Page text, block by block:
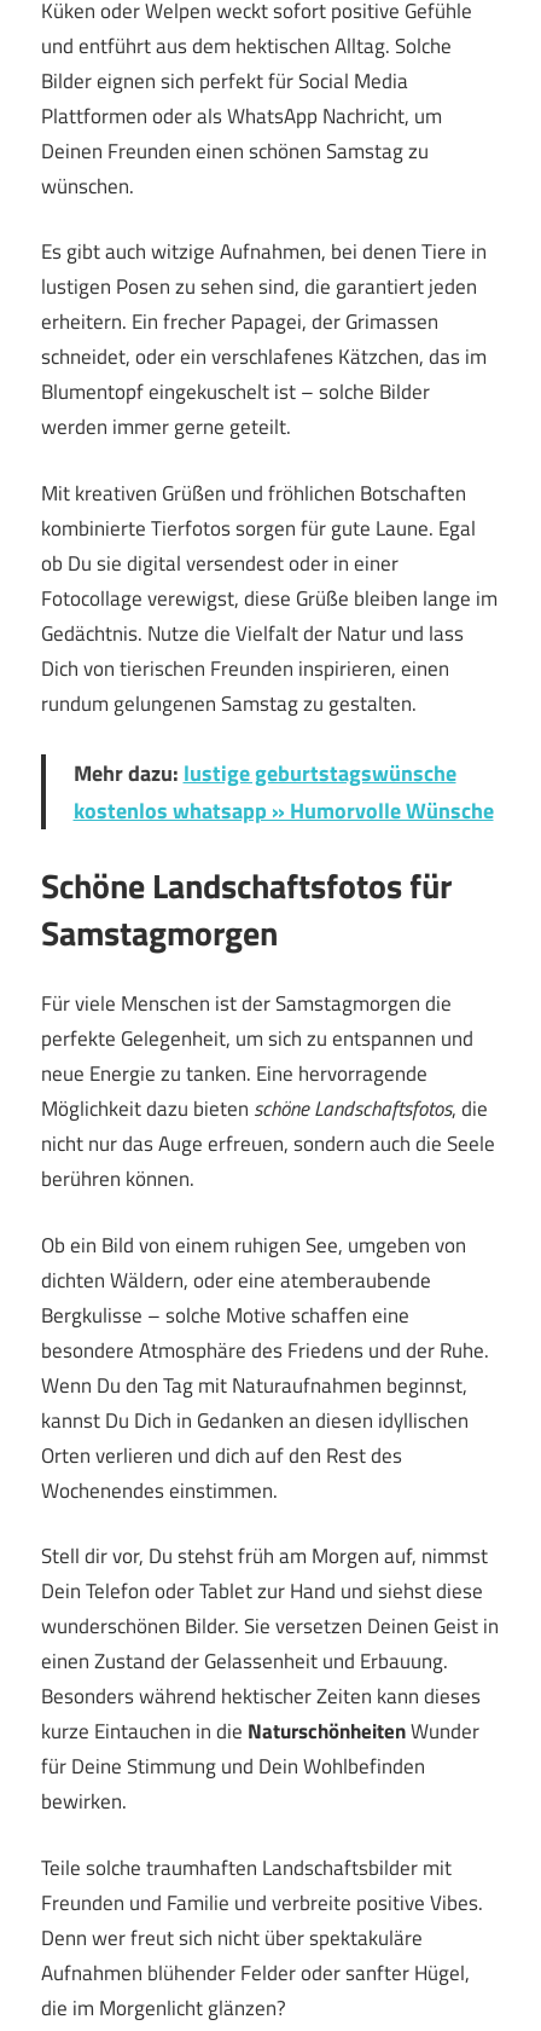
Küken oder Welpen weckt sofort positive Gefühle
und entführt aus dem hektischen Alltag. Solche
Bilder eignen sich perfekt für Social Media
Plattformen oder als WhatsApp Nachricht, um
Deinen Freunden einen schönen Samstag zu
wünschen.
Es gibt auch witzige Aufnahmen, bei denen Tiere in
lustigen Posen zu sehen sind, die garantiert jeden
erheitern. Ein frecher Papagei, der Grimassen
schneidet, oder ein verschlafenes Kätzchen, das im
Blumentopf eingekuschelt ist – solche Bilder
werden immer gerne geteilt.
Mit kreativen Grüßen und fröhlichen Botschaften
kombinierte Tierfotos sorgen für gute Laune. Egal
ob Du sie digital versendest oder in einer
Fotocollage verewigst, diese Grüße bleiben lange im
Gedächtnis. Nutze die Vielfalt der Natur und lass
Dich von tierischen Freunden inspirieren, einen
rundum gelungenen Samstag zu gestalten.
Mehr dazu: lustige geburtstagswünsche
kostenlos whatsapp » Humorvolle Wünsche
Schöne Landschaftsfotos für
Samstagmorgen
Für viele Menschen ist der Samstagmorgen die
perfekte Gelegenheit, um sich zu entspannen und
neue Energie zu tanken. Eine hervorragende
Möglichkeit dazu bieten schöne Landschaftsfotos, die
nicht nur das Auge erfreuen, sondern auch die Seele
berühren können.
Ob ein Bild von einem ruhigen See, umgeben von
dichten Wäldern, oder eine atemberaubende
Bergkulisse – solche Motive schaffen eine
besondere Atmosphäre des Friedens und der Ruhe.
Wenn Du den Tag mit Naturaufnahmen beginnst,
kannst Du Dich in Gedanken an diesen idyllischen
Orten verlieren und dich auf den Rest des
Wochenendes einstimmen.
Stell dir vor, Du stehst früh am Morgen auf, nimmst
Dein Telefon oder Tablet zur Hand und siehst diese
wunderschönen Bilder. Sie versetzen Deinen Geist in
einen Zustand der Gelassenheit und Erbauung.
Besonders während hektischer Zeiten kann dieses
kurze Eintauchen in die NaturschönheitenWunder
für Deine Stimmung und Dein Wohlbefinden
bewirken.
Teile solche traumhaften Landschaftsbilder mit
Freunden und Familie und verbreite positive Vibes.
Denn wer freut sich nicht über spektakuläre
Aufnahmen blühender Felder oder sanfter Hügel,
die im Morgenlicht glänzen?